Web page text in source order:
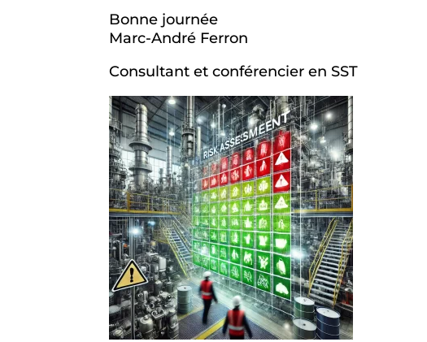
Bonne journée
Marc-André Ferron
Consultant et conférencier en SST